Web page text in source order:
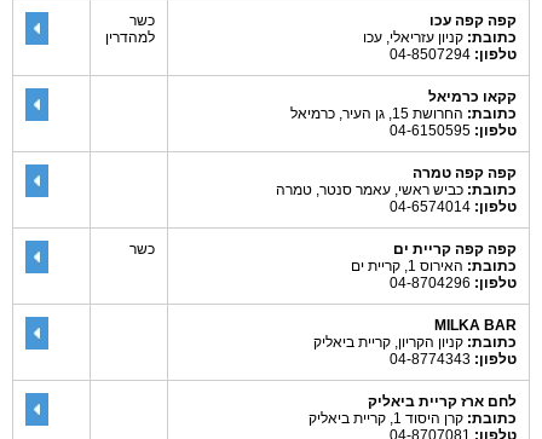
קפה קפה עכו
כתובת: קניון עזריאלי, עכו
טלפון:
כשר
למהדרין
קקאו כרמיאל
כתובת: החרושת 15, גן העיר, כרמיאל
טלפון:
קפה קפה טמרה
כתובת: כביש ראשי, עאמר סנטר, טמרה
טלפון:
קפה קפה קריית ים
כתובת: האירוס 1, קריית ים
טלפון:
כשר
MILKA BAR
כתובת: קניון הקריון, קריית ביאליק
טלפון:
לחם ארז קריית ביאליק
כתובת: קרן היסוד 1, קריית ביאליק
טלפון: